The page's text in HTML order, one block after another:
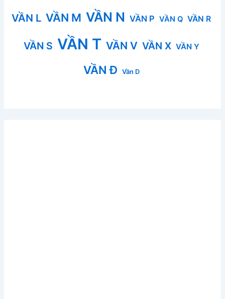
VẦN L VẦN M VẦN N VẦN P VẦN Q VẦN R
VẦN S VẦN T VẦN V VẦN X VẦN Y
VẦN Đ Vần D